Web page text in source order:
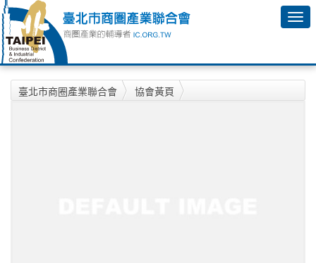
臺北市商圈產業聯合會 協會黃頁